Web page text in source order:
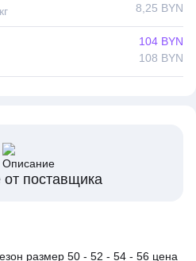
8,25 BYN
104 BYN
108 BYN
поставщика
размер 50 - 52 - 54 - 56 цена